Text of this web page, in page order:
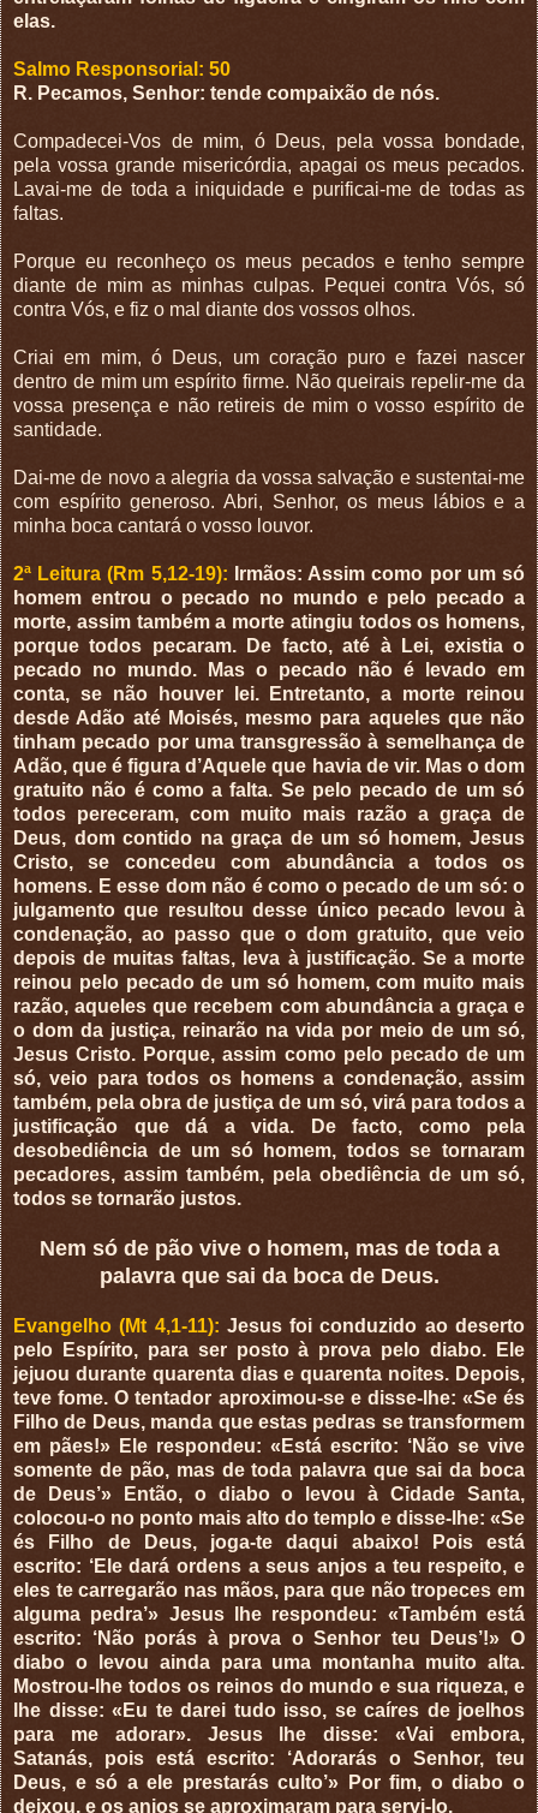
elas.
Salmo Responsorial: 50
R. Pecamos, Senhor: tende compaixão de nós.
Compadecei-Vos de mim, ó Deus, pela vossa bondade,
pela vossa grande misericórdia, apagai os meus pecados.
Lavai-me de toda a iniquidade e purificai-me de todas as
faltas.
Porque eu reconheço os meus pecados e tenho sempre
diante de mim as minhas culpas. Pequei contra Vós, só
contra Vós, e fiz o mal diante dos vossos olhos.
Criai em mim, ó Deus, um coração puro e fazei nascer
dentro de mim um espírito firme. Não queirais repelir-me da
vossa presença e não retireis de mim o vosso espírito de
santidade.
Dai-me de novo a alegria da vossa salvação e sustentai-me
com espírito generoso. Abri, Senhor, os meus lábios e a
minha boca cantará o vosso louvor.
2ª Leitura (Rm 5,12-19):
Irmãos: Assim como por um só
homem entrou o pecado no mundo e pelo pecado a
morte, assim também a morte atingiu todos os homens,
porque todos pecaram. De facto, até à Lei, existia o
pecado no mundo. Mas o pecado não é levado em
conta, se não houver lei. Entretanto, a morte reinou
desde Adão até Moisés, mesmo para aqueles que não
tinham pecado por uma transgressão à semelhança de
Adão, que é figura d’Aquele que havia de vir. Mas o dom
gratuito não é como a falta. Se pelo pecado de um só
todos pereceram, com muito mais razão a graça de
Deus, dom contido na graça de um só homem, Jesus
Cristo, se concedeu com abundância a todos os
homens. E esse dom não é como o pecado de um só: o
julgamento que resultou desse único pecado levou à
condenação, ao passo que o dom gratuito, que veio
depois de muitas faltas, leva à justificação. Se a morte
reinou pelo pecado de um só homem, com muito mais
razão, aqueles que recebem com abundância a graça e
o dom da justiça, reinarão na vida por meio de um só,
Jesus Cristo. Porque, assim como pelo pecado de um
só, veio para todos os homens a condenação, assim
também, pela obra de justiça de um só, virá para todos a
justificação que dá a vida. De facto, como pela
desobediência de um só homem, todos se tornaram
pecadores, assim também, pela obediência de um só,
todos se tornarão justos.
Nem só de pão vive o homem, mas de toda a
palavra que sai da boca de Deus.
Evangelho (Mt 4,1-11): Jesus foi conduzido ao deserto
pelo Espírito, para ser posto à prova pelo diabo. Ele
jejuou durante quarenta dias e quarenta noites. Depois,
teve fome. O tentador aproximou-se e disse-lhe: «Se és
Filho de Deus, manda que estas pedras se transformem
em pães!» Ele respondeu: «Está escrito: ‘Não se vive
somente de pão, mas de toda palavra que sai da boca
de Deus’» Então, o diabo o levou à Cidade Santa,
colocou-o no ponto mais alto do templo e disse-lhe: «Se
és Filho de Deus, joga-te daqui abaixo! Pois está
escrito: ‘Ele dará ordens a seus anjos a teu respeito, e
eles te carregarão nas mãos, para que não tropeces em
alguma pedra’» Jesus lhe respondeu: «Também está
escrito: ‘Não porás à prova o Senhor teu Deus’!» O
diabo o levou ainda para uma montanha muito alta.
Mostrou-lhe todos os reinos do mundo e sua riqueza, e
lhe disse: «Eu te darei tudo isso, se caíres de joelhos
para me adorar». Jesus lhe disse: «Vai embora,
Satanás, pois está escrito: ‘Adorarás o Senhor, teu
Deus, e só a ele prestarás culto’» Por fim, o diabo o
deixou, e os anjos se aproximaram para servi-lo.